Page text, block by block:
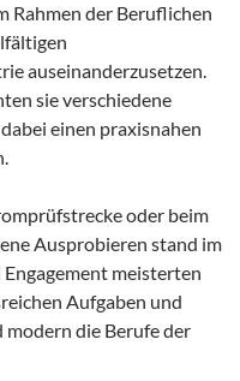
Rahmen der Beruflichen
auseinanderzusetzen.
sie verschiedene
einen praxisnahen
oder beim
Ausprobieren stand im
meisterten
Aufgaben und
die Berufe der